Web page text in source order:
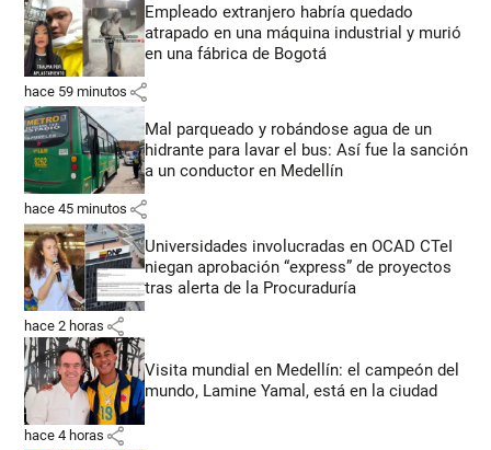
Empleado extranjero habría quedado
atrapado en una máquina industrial y murió
en una fábrica de Bogotá
hace 59 minutos share
Mal parqueado y robándose agua de un
hidrante para lavar el bus: Así fue la sanción
a un conductor en Medellín
hace 45 minutos share
Universidades involucradas en OCAD CTeI
niegan aprobación “express” de proyectos
tras alerta de la Procuraduría
hace 2 horas share
Visita mundial en Medellín: el campeón del
mundo, Lamine Yamal, está en la ciudad
hace 4 horas share